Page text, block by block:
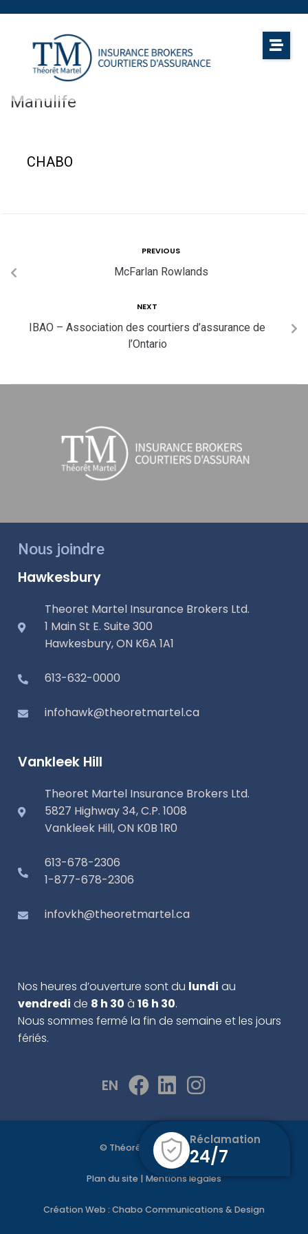
Manulife
CHABO
PREVIOUS
McFarlan Rowlands
NEXT
IBAO – Association des courtiers d’assurance de
l’Ontario
Nous joindre
Hawkesbury
Theoret Martel Insurance Brokers Ltd.
1 Main St E. Suite 300
Hawkesbury, ON K6A 1A1
613-632-0000
infohawk@theoretmartel.ca
Vankleek Hill
Theoret Martel Insurance Brokers Ltd.
5827 Highway 34, C.P. 1008
Vankleek Hill, ON K0B 1R0
613-678-2306
1-877-678-2306
infovkh@theoretmartel.ca
Nos heures d’ouverture sont du lundi au
vendredi de 8 h 30 à 16 h 30.
Nous sommes fermé la fin de semaine et les jours
fériés.
EN
© Théorêt & Martel 2022
Plan du site | Mentions légales
Création Web : Chabo Communications & Design
Réclamation
24/7